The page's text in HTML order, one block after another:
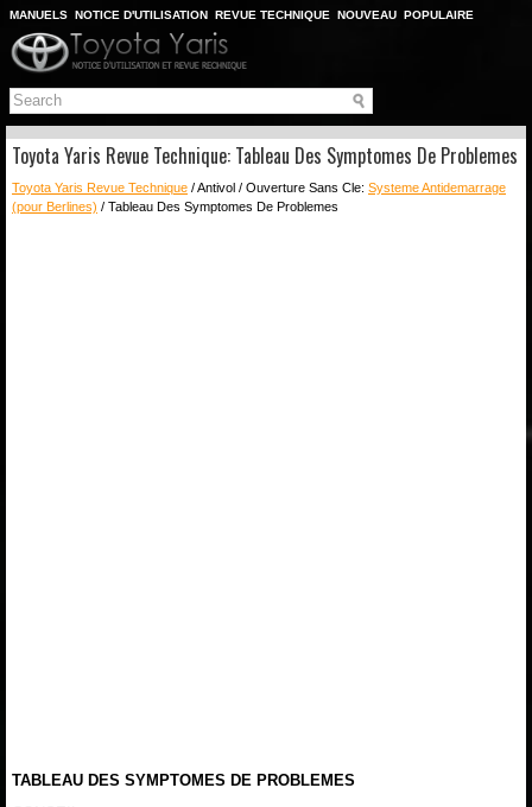
MANUELS NOTICE D'UTILISATION REVUE TECHNIQUE NOUVEAU POPULAIRE
PLAN DU SITE
CHERCHER
Toyota Yaris Revue Technique: Tableau Des Symptomes De Problemes
Toyota Yaris Revue Technique / Antivol / Ouverture Sans Cle: Systeme Antidemarrage
(pour Berlines) / Tableau Des Symptomes De Problemes
TABLEAU DES SYMPTOMES DE PROBLEMES